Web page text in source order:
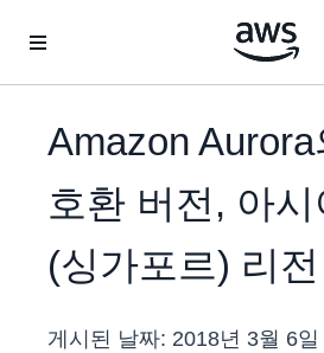
Amazon
호환 버전, 아
(싱가포르) 리
게시된 날짜: 2018년 3월 6일